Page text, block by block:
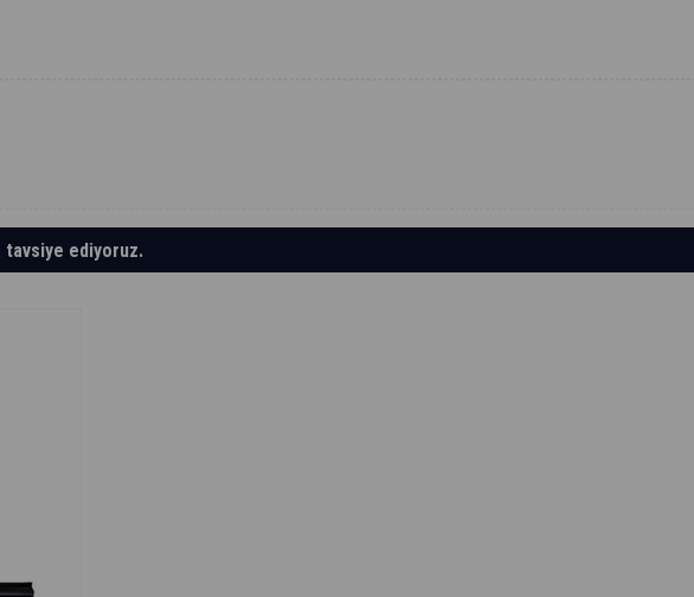
tavsiye ediyoruz.